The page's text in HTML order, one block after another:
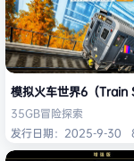
模拟火车世界6（Train
35GB冒险探索
发行日期：2025-9-30